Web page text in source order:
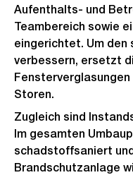
Aufenthalts- und
Teambereich sowie
eingerichtet. Um den
verbessern, ersetzt
Storen.
Zugleich sind
Im gesamten
schadstoffsaniert
Brandschutzanlage